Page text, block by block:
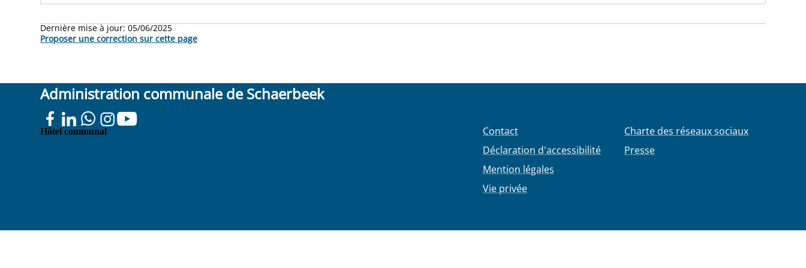
Dernière mise à jour:05/06/2025
Proposer une correction sur cette page
Administration communale de Schaerbeek
Hôtel communal
Contact
Déclaration d'accessibilité
Mention légales
Vie privée
Charte des réseaux sociaux
Presse